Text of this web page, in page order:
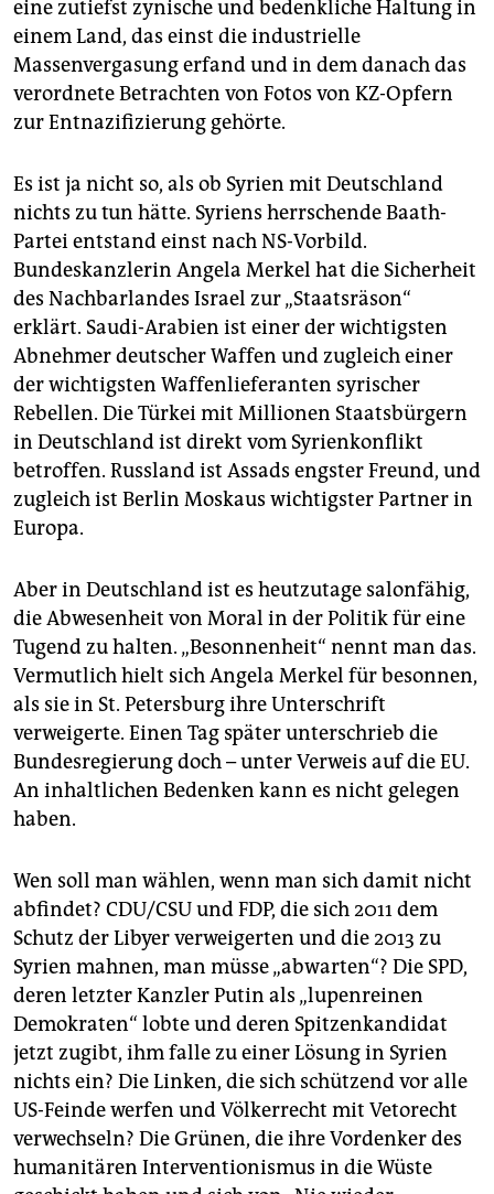
eine zutiefst zynische und bedenkliche Haltung in
einem Land, das einst die industrielle
Massenvergasung erfand und in dem danach das
verordnete Betrachten von Fotos von KZ-Opfern
zur Entnazifizierung gehörte.
Es ist ja nicht so, als ob Syrien mit Deutschland
nichts zu tun hätte. Syriens herrschende Baath-
Partei entstand einst nach NS-Vorbild.
Bundeskanzlerin Angela Merkel hat die Sicherheit
des Nachbarlandes Israel zur „Staatsräson“
erklärt. Saudi-Arabien ist einer der wichtigsten
Abnehmer deutscher Waffen und zugleich einer
der wichtigsten Waffenlieferanten syrischer
Rebellen. Die Türkei mit Millionen Staatsbürgern
in Deutschland ist direkt vom Syrienkonflikt
betroffen. Russland ist Assads engster Freund, und
zugleich ist Berlin Moskaus wichtigster Partner in
Europa.
Aber in Deutschland ist es heutzutage salonfähig,
die Abwesenheit von Moral in der Politik für eine
Tugend zu halten. „Besonnenheit“ nennt man das.
Vermutlich hielt sich Angela Merkel für besonnen,
als sie in St. Petersburg ihre Unterschrift
verweigerte. Einen Tag später unterschrieb die
Bundesregierung doch – unter Verweis auf die EU.
An inhaltlichen Bedenken kann es nicht gelegen
haben.
Wen soll man wählen, wenn man sich damit nicht
abfindet? CDU/CSU und FDP, die sich 2011 dem
Schutz der Libyer verweigerten und die 2013 zu
Syrien mahnen, man müsse „abwarten“? Die SPD,
deren letzter Kanzler Putin als „lupenreinen
Demokraten“ lobte und deren Spitzenkandidat
jetzt zugibt, ihm falle zu einer Lösung in Syrien
nichts ein? Die Linken, die sich schützend vor alle
US-Feinde werfen und Völkerrecht mit Vetorecht
verwechseln? Die Grünen, die ihre Vordenker des
humanitären Interventionismus in die Wüste